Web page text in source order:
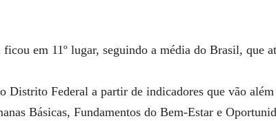
em 11º lugar, seguindo a média do Brasil, que
Distrito Federal a partir de indicadores que vão
Básicas, Fundamentos do Bem-Estar e